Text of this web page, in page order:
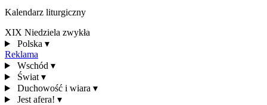
Kalendarz liturgiczny
XIX Niedziela zwykła
Polska ▾
Reklama
Wschód ▾
Świat ▾
Duchowość i wiara ▾
Jest afera! ▾